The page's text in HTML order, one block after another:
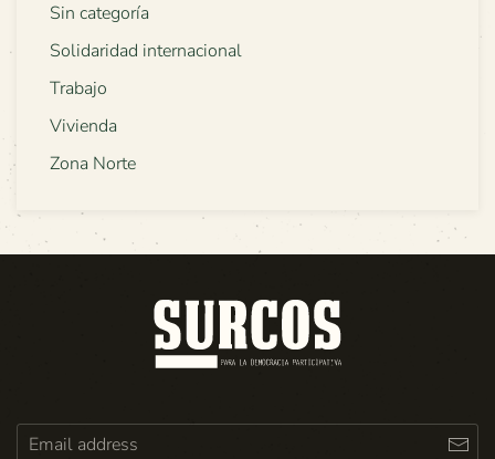
Sin categoría
Solidaridad internacional
Trabajo
Vivienda
Zona Norte